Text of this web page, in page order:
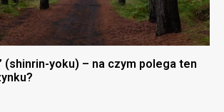
(shinrin-yoku) – na czym polega ten